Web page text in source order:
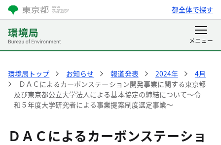
都全体で探す
環境局トップ お知らせ 報道発表 2024年
4月
ＤＡＣによるカーボンステーション開発事業に関する東京都
及び東京都公立大学法人による基本協定の締結について～令
和５年度大学研究者による事業提案制度選定事業～
ＤＡＣによるカーボンステーショ